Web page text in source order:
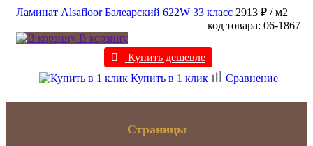
Ламинат Alsafloor Балеарский 622W 33 класс 2913 ₽ / м2
код товара: 06-1867
В корзину
Купить дешевле
Купить в 1 клик
Сравнение
Страницы